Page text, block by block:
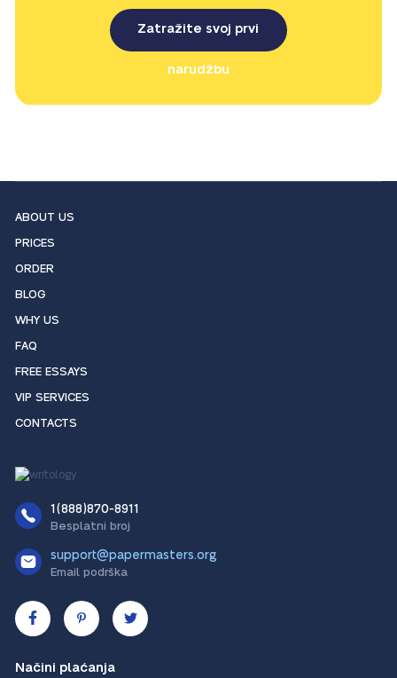
Zatražite svoj prvi
narudžbu
ABOUT US
PRICES
ORDER
BLOG
WHY US
FAQ
FREE ESSAYS
VIP SERVICES
CONTACTS
1(888)870-8911
Besplatni broj
support@papermasters.org
Email podrška
Načini plaćanja